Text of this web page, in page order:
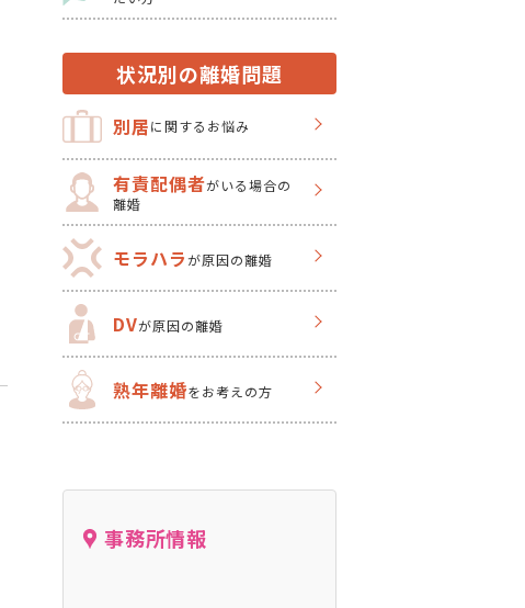
状況別の離婚問題
別居に関するお悩み
有責配偶者がいる場合の
離婚
モラハラが原因の離婚
DVが原因の離婚
熟年離婚をお考えの方
事務所情報